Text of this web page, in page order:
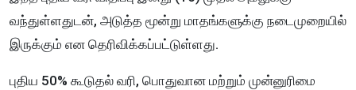
வந்துள்ளதுடன், அடுத்த மூன்று மாதங்களுக்கு நடைமுறையில்
இருக்கும் என தெரிவிக்கப்பட்டுள்ளது.
புதிய 50% கூடுதல் வரி, பொதுவான மற்றும் முன்னுரிமை